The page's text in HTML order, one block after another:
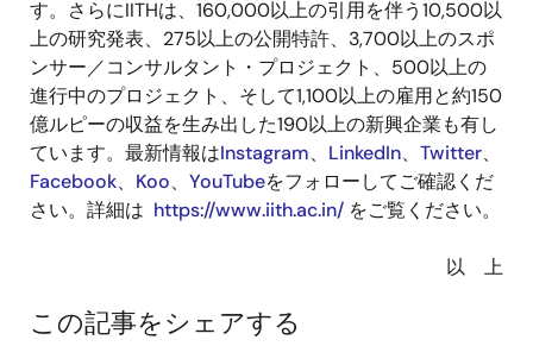
す。さらにIITHは、 160,000以上の引用を伴う10,500以
上の研究発表、 275以上の公開特許、 3,700以上のスポ
ンサー／コンサルタント・プロジェクト、 500以上の
進行中のプロジェクト、そして1,100以上の雇用と約150
億ルピーの収益を生み出した190以上の新興企業も有し
ています。最新情報はInstagram、 LinkedIn、 Twitter、
Facebook、 Koo、 YouTubeをフォローしてご確認くだ
さい。詳細は https://www.iith.ac.in/ をご覧ください。
以 上
この記事をシェアする